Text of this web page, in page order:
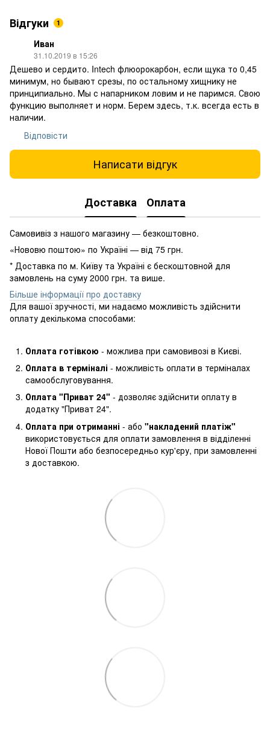
Відгуки 1
Иван
31.10.2019 в 15:26
Дешево и сердито. Intech флюорокарбон, если щука то 0,45
минимум, но бывают срезы, по остальному хищнику не
принципиально. Мы с напарником ловим и не паримся. Свою
функцию выполняет и норм. Берем здесь, т.к. всегда есть в
наличии.
Відповісти
Написати відгук
Доставка Оплата
Самовивіз з нашого магазину — безкоштовно.
«Нововю поштою» по Україні — від 75 грн.
* Доставка по м. Київу та Україні є бескоштовной для
замовлень на суму 2000 грн. та више.
Більше інформації про доставку
Для вашої зручності, ми надаємо можливість здійснити
оплату декількома способами:
Оплата готівкою - можлива при самовивозі в Києві.
Оплата в терміналі - можливість оплати в терміналах
самообслуговування.
Оплата "Приват 24" - дозволяє здійснити оплату в
додатку "Приват 24".
Оплата при отриманні - або "накладений платіж"
використовується для оплати замовлення в відділенні
Нової Пошти або безпосередньо кур'єру, при замовленні
з доставкою.